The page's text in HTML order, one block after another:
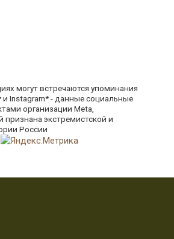
могут встречаются упоминания
и Instagram* - данные социальные
организации Meta,
признана экстремистской и
России